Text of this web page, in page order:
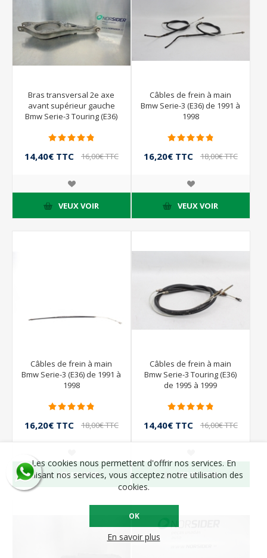
Bras transversal 2e axe
avant supérieur gauche
Bmw Serie-3 Touring (E36)
14,40€ TTC 16,00€ TTC
VEUX VOIR
- 10%
Câbles de frein à main
Bmw Serie-3 (E36) de 1991 à
1998
16,20€ TTC 18,00€ TTC
VEUX VOIR
Câbles de frein à main
Bmw Serie-3 (E36) de 1991 à
1998
16,20€ TTC 18,00€ TTC
VEUX VOIR
- 10%
Câbles de frein à main
Bmw Serie-3 Touring (E36)
de 1995 à 1999
14,40€ TTC 16,00€ TTC
VEUX VOIR
Les cookies nous permettent d'offrir nos services. En
utilisant nos services, vous acceptez notre utilisation des
cookies.
OK
En savoir plus